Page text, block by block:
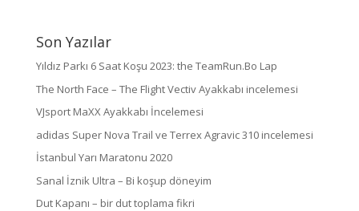
Son Yazılar
Yıldız Parkı 6 Saat Koşu 2023: the TeamRun.Bo Lap
The North Face – The Flight Vectiv Ayakkabı incelemesi
VJsport MaXX Ayakkabı İncelemesi
adidas Super Nova Trail ve Terrex Agravic 310 incelemesi
İstanbul Yarı Maratonu 2020
Sanal İznik Ultra – Bi koşup döneyim
Dut Kapanı – bir dut toplama fikri